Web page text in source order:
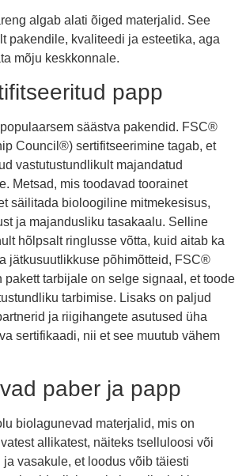
algab alati õiged materjalid. See
pakendile, kvaliteedi ja esteetika, aga
mõju keskkonnale.
papp
säästva pakendid. FSC®
Council®) sertifitseerimine tagab, et
vastutustundlikult majandatud
Metsad, mis toodavad toorainet
säilitada bioloogiline mitmekesisus,
ja majandusliku tasakaalu. Selline
hõlpsalt ringlusse võtta, kuid aitab ka
jätkusuutlikkuse põhimõtteid, FSC®
pakett tarbijale on selge signaal, et toode
tarbimise. Lisaks on paljud
ja riigihangete asutused üha
sertifikaadi, nii et see muutub vähem
paber ja papp
biolagunevad materjalid, mis on
allikatest, näiteks tselluloosi või
vasakule, et loodus võib täiesti